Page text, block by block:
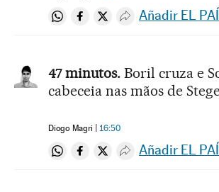
Compartir en Whatsapp
Compartir en Facebook
Compartir en Twitter
Desplegar Redes
Añadir EL
47 minutos. Boril cruza e
cabeceia nas mãos de
Diogo Magri 16:50
Compartir en Whatsapp
Compartir en Facebook
Compartir en Twitter
Desplegar Redes
Añadir EL